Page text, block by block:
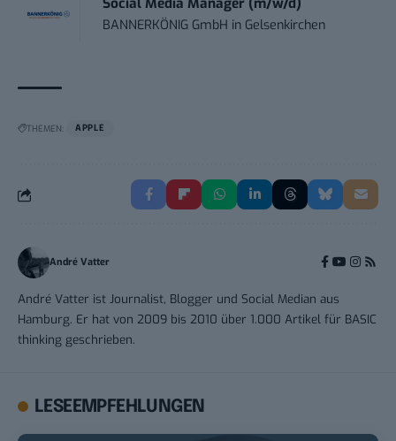
Social Media Manager (m/w/d)
BANNERKÖNIG GmbH in Gelsenkirchen
THEMEN: APPLE
André Vatter
André Vatter ist Journalist, Blogger und Social Median aus
Hamburg. Er hat von 2009 bis 2010 über 1.000 Artikel für BASIC
thinking geschrieben.
LESEEMPFEHLUNGEN